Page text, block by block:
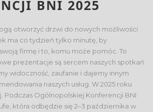
BNI 2025
otworzyć drzwi do nowych możliwości
ma co tydzień tylko minutę, by
firmę i to, komu może pomóc. To
prezentacje są sercem naszych spotkań
widoczność, zaufanie i dajemy innym
naszych usług. W 2025 roku
Podczas Ogólnopolskiej Konferencji BNI
która odbędzie się 2–3 października w